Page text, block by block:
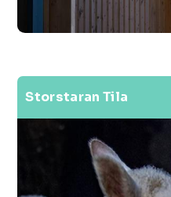
Storstaran Tila